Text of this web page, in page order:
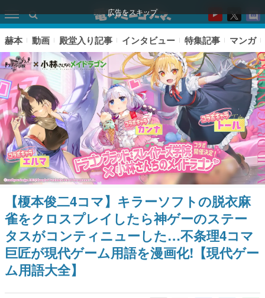
広告をスキップ
ピックアップ
電ファミのいま読まれている記事ランキング
アプリセール情報
赫本 動画 殿堂入り記事 インタビュー 特集記事 マンガ
【榎本俊二4コマ】キラーソフトの脱衣麻
雀をクロスプレイしたら神ゲーのステー
タスがコンティニューした…不条理4コマ
巨匠が現代ゲーム用語を漫画化!【現代ゲー
ム用語大全】